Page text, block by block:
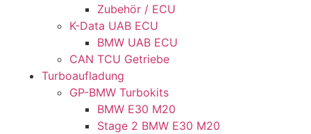
Zubehör / ECU
K-Data UAB ECU
BMW UAB ECU
CAN TCU Getriebe
Turboaufladung
GP-BMW Turbokits
BMW E30 M20
Stage 2 BMW E30 M20